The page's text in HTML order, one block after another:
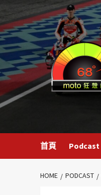
首頁 Podcast
HOME PODCAST